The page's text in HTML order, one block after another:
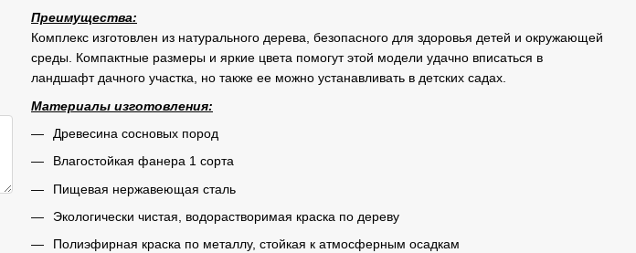
Преимущества:
Комплекс изготовлен из натурального дерева, безопасного для здоровья детей и окружающей
среды. Компактные размеры и яркие цвета помогут этой модели удачно вписаться в
ландшафт дачного участка, но также ее можно устанавливать в детских садах.
Материалы изготовления:
Древесина сосновых пород
Влагостойкая фанера 1 сорта
Пищевая нержавеющая сталь
Экологически чистая, водорастворимая краска по дереву
Полиэфирная краска по металлу, стойкая к атмосферным осадкам